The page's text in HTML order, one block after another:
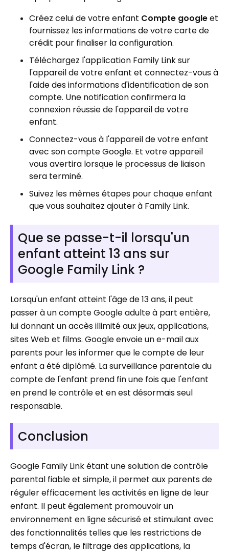
Créez celui de votre enfant Compte googleet
fournissez les informations de votre carte de
crédit pour finaliser la configuration.
Téléchargez l'application Family Link sur
l'appareil de votre enfant et connectez-vous à
l'aide des informations d'identification de son
compte. Une notification confirmera la
connexion réussie de l'appareil de votre
enfant.
Connectez-vous à l'appareil de votre enfant
avec son compte Google. Et votre appareil
vous avertira lorsque le processus de liaison
sera terminé.
Suivez les mêmes étapes pour chaque enfant
que vous souhaitez ajouter à Family Link.
Que se passe-t-il lorsqu'un
enfant atteint 13 ans sur
Google Family Link ?
Lorsqu'un enfant atteint l'âge de 13 ans, il peut
passer à un compte Google adulte à part entière,
lui donnant un accès illimité aux jeux, applications,
sites Web et films. Google envoie un e-mail aux
parents pour les informer que le compte de leur
enfant a été diplômé. La surveillance parentale du
compte de l'enfant prend fin une fois que l'enfant
en prend le contrôle et en est désormais seul
responsable.
Conclusion
Google Family Link étant une solution de contrôle
parental fiable et simple, il permet aux parents de
réguler efficacement les activités en ligne de leur
enfant. Il peut également promouvoir un
environnement en ligne sécurisé et stimulant avec
des fonctionnalités telles que les restrictions de
temps d'écran, le filtrage des applications, la